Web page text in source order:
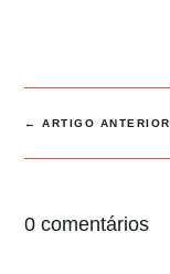
←ARTIGO ANTERIOR
0 comentários